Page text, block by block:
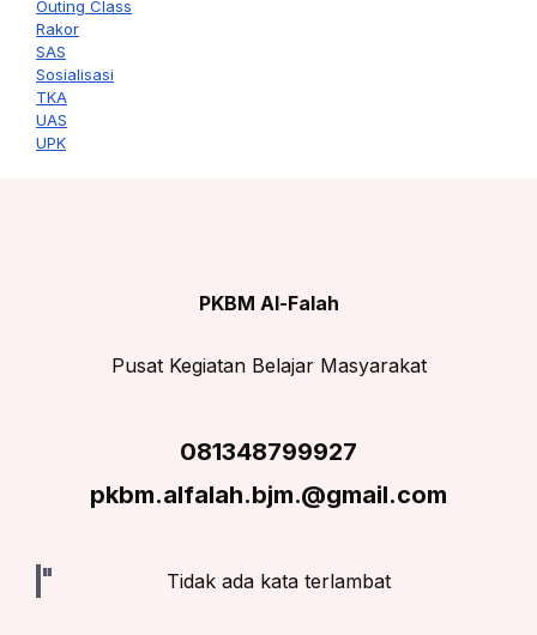
Outing Class
Rakor
SAS
Sosialisasi
TKA
UAS
UPK
PKBM Al-Falah
Pusat Kegiatan Belajar Masyarakat
081348799927
pkbm.alfalah.bjm.@gmail.com
Tidak ada kata terlambat